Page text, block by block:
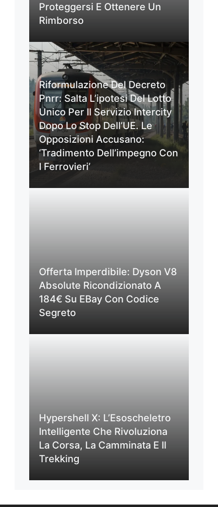
Proteggersi E Ottenere Un
Rimborso
Riformulazione Del Decreto
Pnrr: Salta L’ipotesi Del Lotto
Unico Per Il Servizio Intercity
Dopo Lo Stop Dell’UE. Le
Opposizioni Accusano:
‘Tradimento Dell’impegno Con
I Ferrovieri’
Offerta Imperdibile: Dyson V8
Absolute Ricondizionato A
184€ Su EBay Con Codice
Segreto
Hypershell X: L’Esoscheletro
Intelligente Che Rivoluziona
La Corsa, La Camminata E Il
Trekking